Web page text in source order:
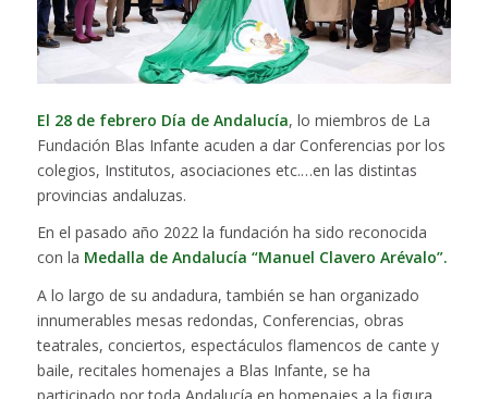
El 28 de febrero Día de Andalucía, lo miembros de La
Fundación Blas Infante acuden a dar Conferencias por los
colegios, Institutos, asociaciones etc.…en las distintas
provincias andaluzas.
En el pasado año 2022 la fundación ha sido reconocida
con la Medalla de Andalucía “Manuel Clavero Arévalo”.
A lo largo de su andadura, también se han organizado
innumerables mesas redondas, Conferencias, obras
teatrales, conciertos, espectáculos flamencos de cante y
baile, recitales homenajes a Blas Infante, se ha